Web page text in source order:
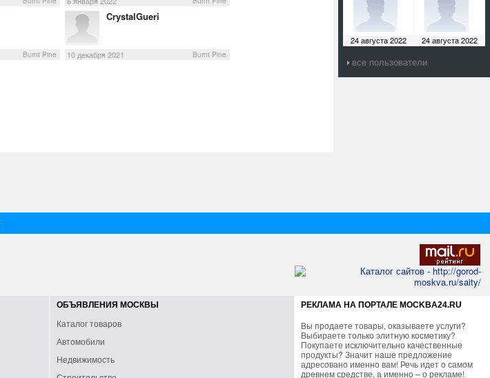
Burnt Pine
CrystalGueri
Burnt Pine
10 декабря 2021
24 августа 2022 24 августа 2022
все пользователи
ОБЪЯВЛЕНИЯ МОСКВЫ
Каталог товаров
Автомобили
Недвижимость
РЕКЛАМА НА ПОРТАЛЕ MOCKBA24.RU
Вы продаете товары, оказываете услуги?
Выбираете только элитную косметику?
Покупаете исключительно качественные
продукты? Значит наше предложение
адресовано именно вам! Речь идет о самом
древнем средстве, а именно – о рекламе!